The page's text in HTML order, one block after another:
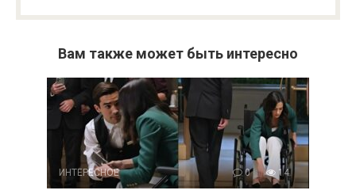
Вам также может быть интересно
ИНТЕРЕСНОЕ 0 14